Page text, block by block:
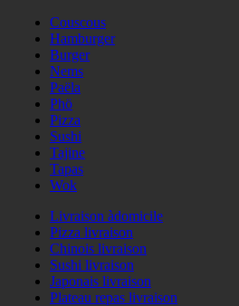
Couscous
Hamburger
Burger
Nems
Paëla
Phö
Pizza
Sushi
Tajine
Tapas
Wok
Livraison àdomicile
Pizza livraison
Chinois livraison
Sushi livraison
Japonais livraison
Plateau repas livraison